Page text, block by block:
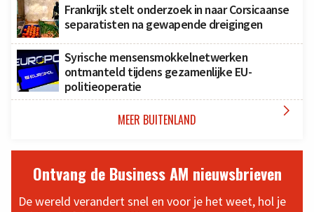
Frankrijk stelt onderzoek in naar Corsicaanse
separatisten na gewapende dreigingen
Syrische mensensmokkelnetwerken
ontmanteld tijdens gezamenlijke EU-
politieoperatie
MEER BUITENLAND 
Ontvang de Business AM nieuwsbrieven
De wereld verandert snel en voor je het weet, hol je